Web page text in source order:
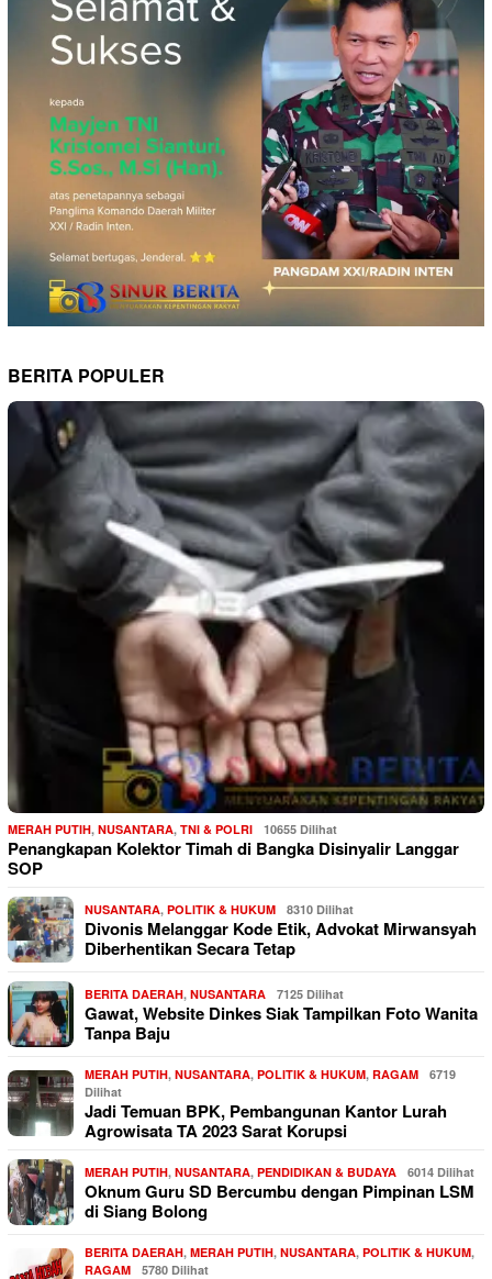
BERITA POPULER
MERAH PUTIH, NUSANTARA, TNI & POLRI 10655 Dilihat
Penangkapan Kolektor Timah di Bangka Disinyalir Langgar
SOP
NUSANTARA, POLITIK & HUKUM 8310 Dilihat
Divonis Melanggar Kode Etik, Advokat Mirwansyah
Diberhentikan Secara Tetap
BERITA DAERAH, NUSANTARA 7125 Dilihat
Gawat, Website Dinkes Siak Tampilkan Foto Wanita
Tanpa Baju
MERAH PUTIH, NUSANTARA, POLITIK & HUKUM, RAGAM
6719
Dilihat
Jadi Temuan BPK, Pembangunan Kantor Lurah
Agrowisata TA 2023 Sarat Korupsi
MERAH PUTIH, NUSANTARA, PENDIDIKAN & BUDAYA 6014 Dilihat
Oknum Guru SD Bercumbu dengan Pimpinan LSM
di Siang Bolong
BERITA DAERAH, MERAH PUTIH, NUSANTARA, POLITIK & HUKUM,
RAGAM
5780 Dilihat